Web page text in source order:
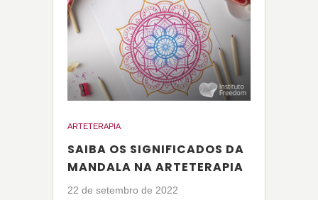
ARTETERAPIA
SAIBA OS SIGNIFICADOS DA
MANDALA NA ARTETERAPIA
22 de setembro de 2022